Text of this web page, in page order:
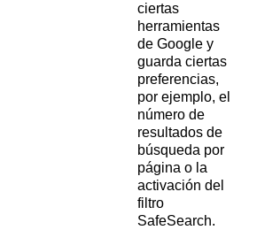
ciertas
herramientas
de Google y
guarda ciertas
preferencias,
por ejemplo, el
número de
resultados de
búsqueda por
página o la
activación del
filtro
SafeSearch.